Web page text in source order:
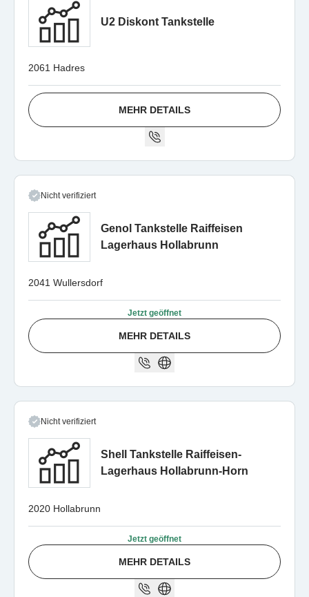
U2 Diskont Tankstelle
2061 Hadres
MEHR DETAILS
Nicht verifiziert
Genol Tankstelle Raiffeisen
Lagerhaus Hollabrunn
2041 Wullersdorf
Jetzt geöffnet
MEHR DETAILS
Nicht verifiziert
Shell Tankstelle Raiffeisen-
Lagerhaus Hollabrunn-Horn
2020 Hollabrunn
Jetzt geöffnet
MEHR DETAILS